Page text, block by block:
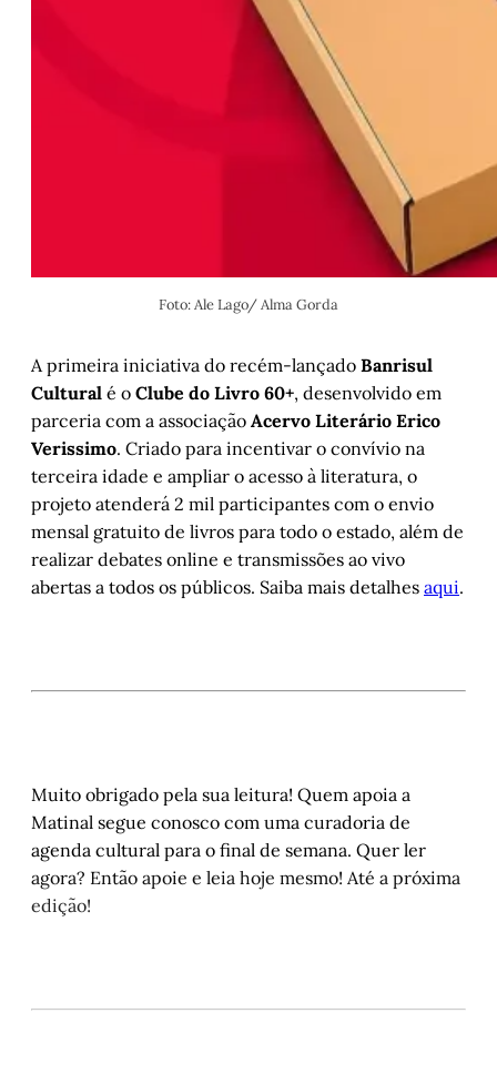
Foto: Ale Lago/ Alma Gorda
A primeira iniciativa do recém-lançado Banrisul
Cultural é o Clube do Livro 60+, desenvolvido em
parceria com a associação Acervo Literário Erico
Verissimo. Criado para incentivar o convívio na
terceira idade e ampliar o acesso à literatura, o
projeto atenderá 2 mil participantes com o envio
mensal gratuito de livros para todo o estado, além de
realizar debates online e transmissões ao vivo
abertas a todos os públicos. Saiba mais detalhes aqui.
Muito obrigado pela sua leitura! Quem apoia a
Matinal segue conosco com uma curadoria de
agenda cultural para o final de semana. Quer ler
agora? Então apoie e leia hoje mesmo! Até a próxima
edição!